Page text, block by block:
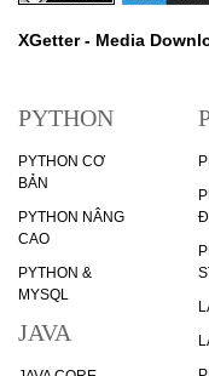
XGetter - Media
PYTHON
PYTHON CƠ
BẢN
PYTHON NÂNG
CAO
PYTHON &
MYSQL
JAVA